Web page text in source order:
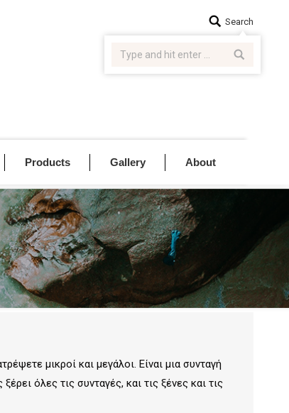
Search:Search
Products Gallery About
μικροί και μεγάλοι. Είναι μια συνταγή
όλες τις συνταγές, και τις ξένες και τις